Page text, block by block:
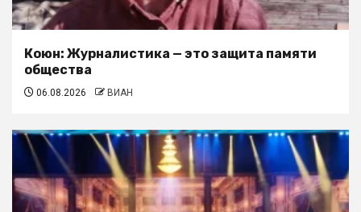
Коюн: Журналистика — это защита памяти
общества
06.08.2026 ВИАН